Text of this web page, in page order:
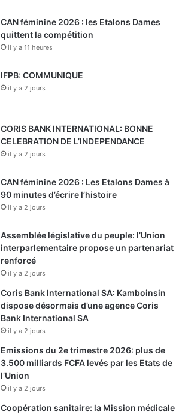
CAN féminine 2026 : les Etalons Dames
quittent la compétition
il y a 11 heures
IFPB: COMMUNIQUE
il y a 2 jours
CORIS BANK INTERNATIONAL: BONNE
CELEBRATION DE L’INDEPENDANCE
il y a 2 jours
CAN féminine 2026 : Les Etalons Dames à
90 minutes d’écrire l’histoire
il y a 2 jours
Assemblée législative du peuple: l’Union
interparlementaire propose un partenariat
renforcé
il y a 2 jours
Coris Bank International SA: Kamboinsin
dispose désormais d’une agence Coris
Bank International SA
il y a 2 jours
Emissions du 2e trimestre 2026: plus de
3.500 milliards FCFA levés par les Etats de
l’Union
il y a 2 jours
Coopération sanitaire: la Mission médicale